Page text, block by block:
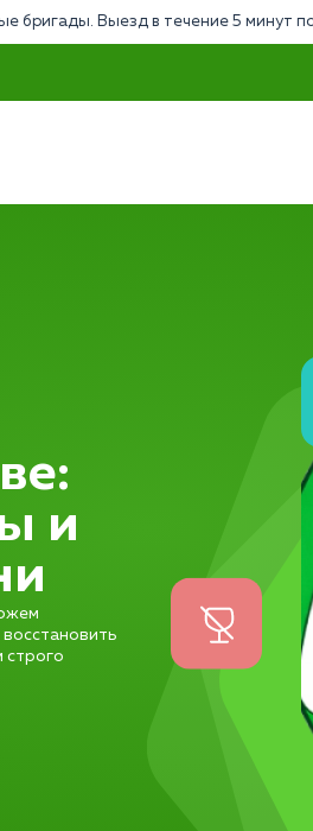
бригады. Выезд в течение 5 минут
и
строго